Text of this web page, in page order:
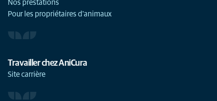
Nos prestations
Pour les propriétaires d'animaux
Travailler chez AniCura
Site carrière